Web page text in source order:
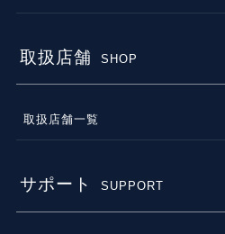
取扱店舗 SHOP
取扱店舗一覧
サポート SUPPORT